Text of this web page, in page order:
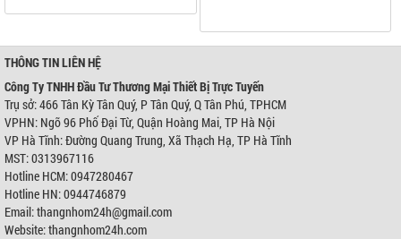
THÔNG TIN LIÊN HỆ
Công Ty TNHH Đầu Tư Thương Mại Thiết Bị Trực Tuyến
Trụ sở: 466 Tân Kỳ Tân Quý, P Tân Quý, Q Tân Phú, TPHCM
VPHN: Ngõ 96 Phố Đại Từ, Quận Hoàng Mai, TP Hà Nội
VP Hà Tĩnh: Đường Quang Trung, Xã Thạch Hạ, TP Hà Tĩnh
MST: 0313967116
Hotline HCM: 0947280467
Hotline HN: 0944746879
Email: thangnhom24h@gmail.com
Website: thangnhom24h.com